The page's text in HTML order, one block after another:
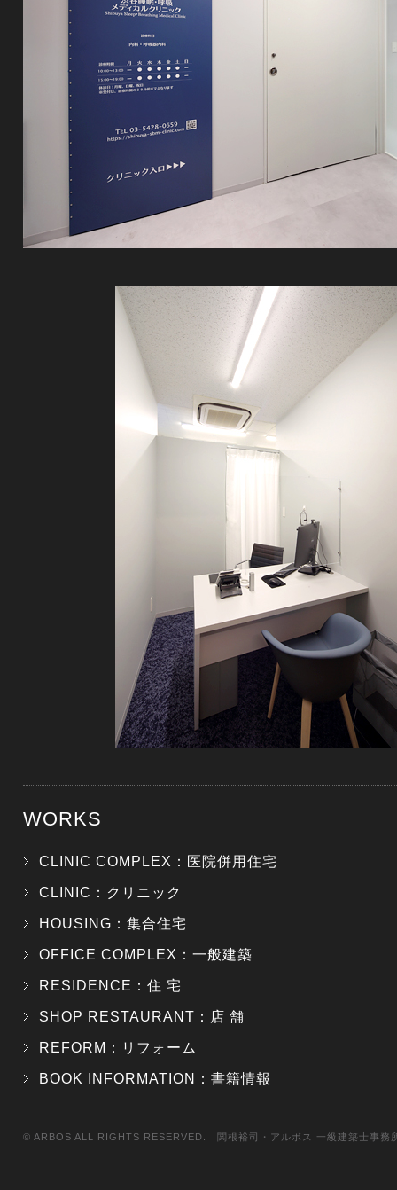
WORKS
CLINIC COMPLEX：医院併用住宅
CLINIC：クリニック
HOUSING：集合住宅
OFFICE COMPLEX：一般建築
RESIDENCE：住 宅
SHOP RESTAURANT：店 舗
REFORM：リフォーム
BOOK INFORMATION：書籍情報
© ARBOS ALL RIGHTS RESERVED. 関根裕司・アルボス 一級建築士事務